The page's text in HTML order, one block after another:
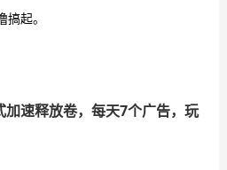
起。
速释放卷，每天7个广告，玩